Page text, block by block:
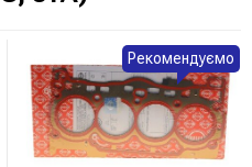
Рекомендуємо